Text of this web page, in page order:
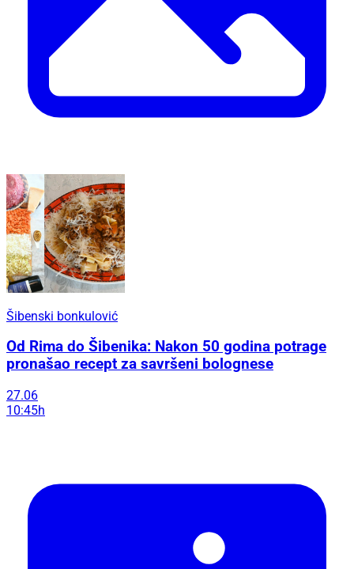
Šibenski bonkulović
Od Rima do Šibenika: Nakon 50 godina potrage
pronašao recept za savršeni bolognese
27.06
10:45h